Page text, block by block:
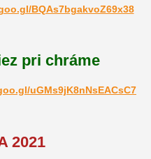
BQAs7bgakvoZ69x38
pri chráme
uGMs9jK8nNsEACsC7
2021